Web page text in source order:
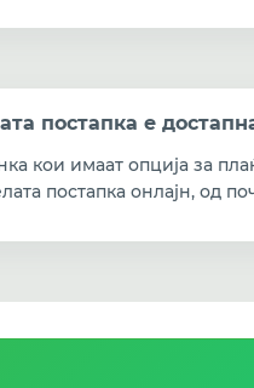
постапка е
кои имаат опција за
постапка онлајн, од